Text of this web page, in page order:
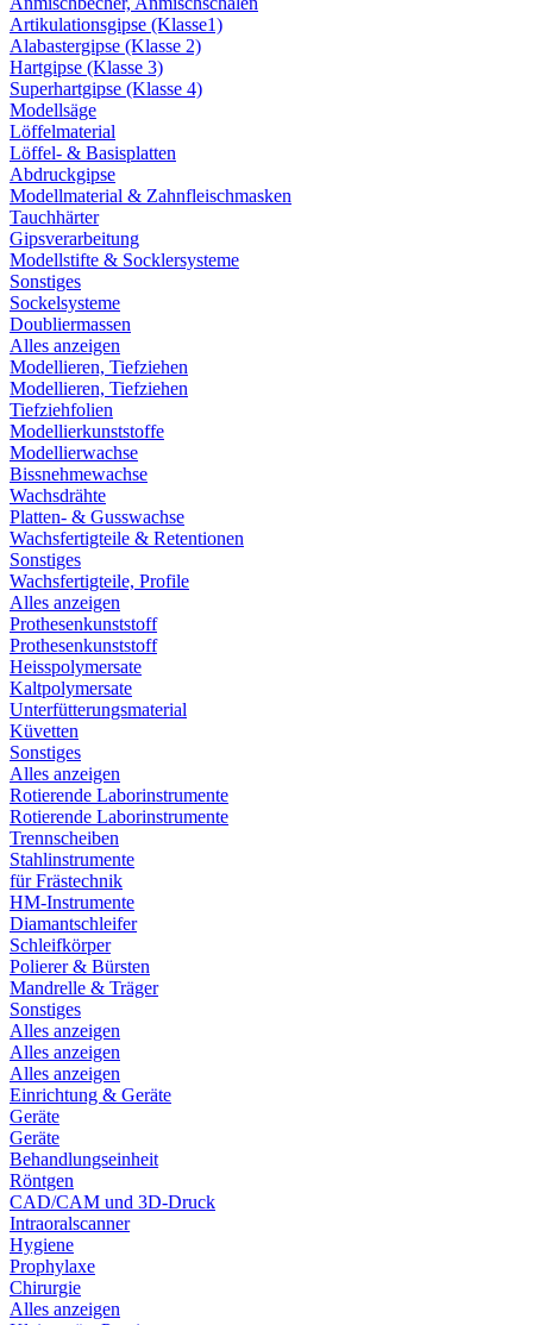
Artikulationsgipse (Klasse1)
Alabastergipse (Klasse 2)
Hartgipse (Klasse 3)
Superhartgipse (Klasse 4)
Modellsäge
Löffelmaterial
Löffel- & Basisplatten
Abdruckgipse
Modellmaterial & Zahnfleischmasken
Tauchhärter
Gipsverarbeitung
Modellstifte & Socklersysteme
Sonstiges
Sockelsysteme
Doubliermassen
Alles anzeigen
Modellieren, Tiefziehen
Modellieren, Tiefziehen
Tiefziehfolien
Modellierkunststoffe
Modellierwachse
Bissnehmewachse
Wachsdrähte
Platten- & Gusswachse
Wachsfertigteile & Retentionen
Sonstiges
Wachsfertigteile, Profile
Alles anzeigen
Prothesenkunststoff
Prothesenkunststoff
Heisspolymersate
Kaltpolymersate
Unterfütterungsmaterial
Küvetten
Sonstiges
Alles anzeigen
Rotierende Laborinstrumente
Rotierende Laborinstrumente
Trennscheiben
Stahlinstrumente
für Frästechnik
HM-Instrumente
Diamantschleifer
Schleifkörper
Polierer & Bürsten
Mandrelle & Träger
Sonstiges
Alles anzeigen
Alles anzeigen
Alles anzeigen
Einrichtung & Geräte
Geräte
Geräte
Behandlungseinheit
Röntgen
CAD/CAM und 3D-Druck
Intraoralscanner
Hygiene
Prophylaxe
Chirurgie
Alles anzeigen